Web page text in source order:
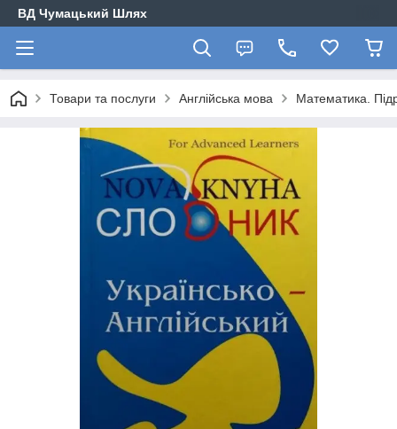
ВД Чумацький Шлях
Товари та послуги Англійська мова Математика.